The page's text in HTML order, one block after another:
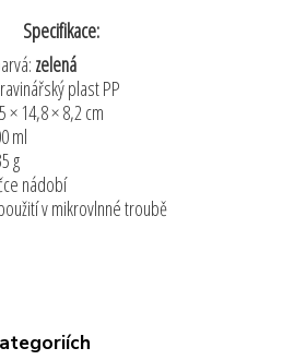
Specifikace:
zelená
plast PP
× 14,8 × 8,2 cm
ml
g
nádobí
v mikrovlnné troubě